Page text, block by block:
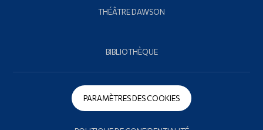
THÉÂTRE DAWSON
BIBLIOTHÈQUE
PARAMÈTRES DES COOKIES